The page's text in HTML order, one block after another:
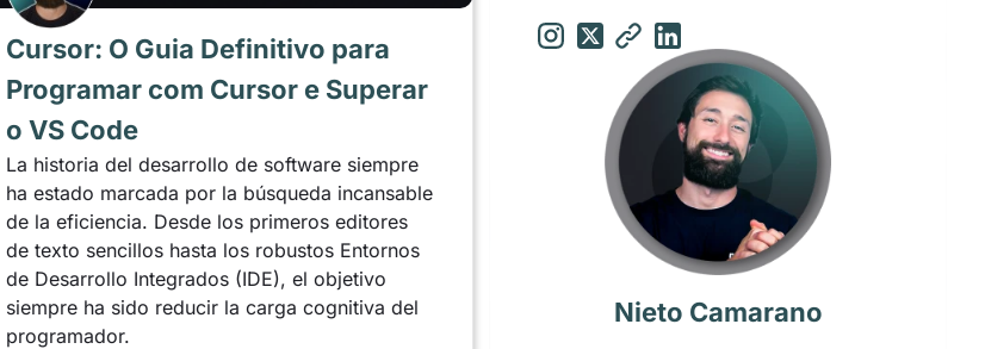
Cursor: O Guia Definitivo para
Programar com Cursor e Superar
o VS Code
La historia del desarrollo de software siempre
ha estado marcada por la búsqueda incansable
de la eficiencia. Desde los primeros editores
de texto sencillos hasta los robustos Entornos
de Desarrollo Integrados (IDE), el objetivo
siempre ha sido reducir la carga cognitiva del
programador.
Nieto Camarano